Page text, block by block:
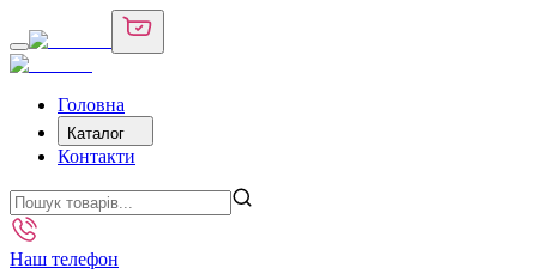
Головна
Каталог
Контакти
Наш телефон